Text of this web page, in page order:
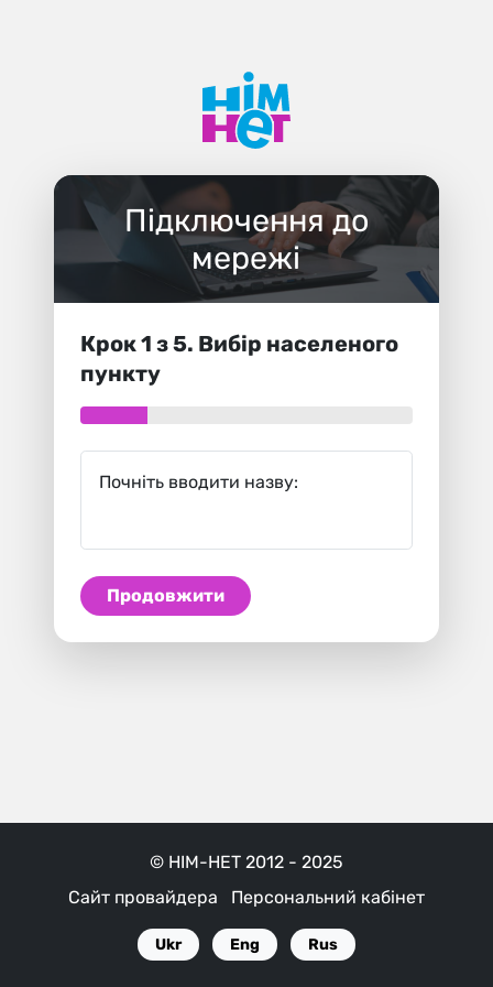
Підключення до
мережі
Крок 1 з 5. Вибір населеного
пункту
Почніть вводити назву:
Продовжити
© НІМ-НЕТ 2012 - 2025
Сайт провайдера
Персональний кабінет
Ukr Eng Rus